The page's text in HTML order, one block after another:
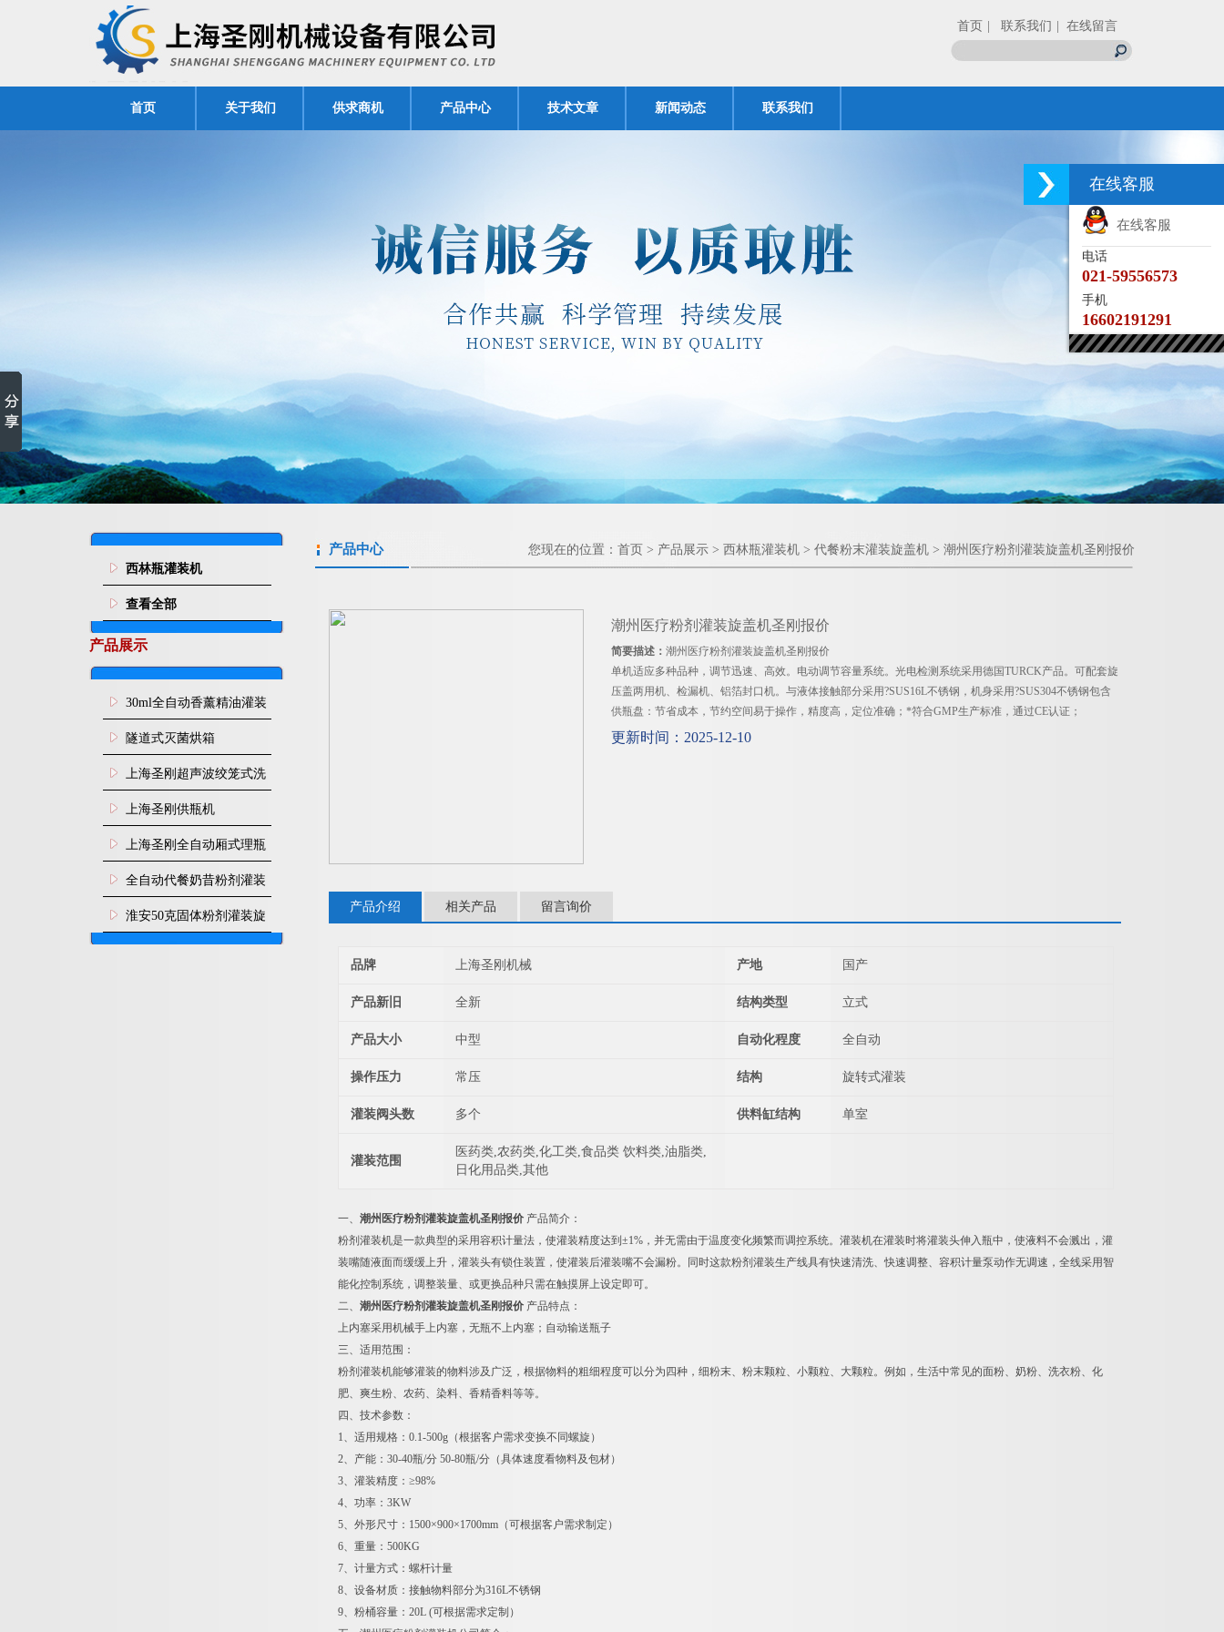
首页 | 联系我们 | 在线留言
首页 关于我们 供求商机 产品中心 技术文章 新闻动态 联系我们
西林瓶灌装机
查看全部
产品展示
30ml全自动香薰精油灌装
旋盖机
隧道式灭菌烘箱
上海圣刚超声波绞笼式洗
瓶机
上海圣刚供瓶机
上海圣刚全自动厢式理瓶
机
全自动代餐奶昔粉剂灌装
生产线
淮安50克固体粉剂灌装旋
盖机
产品中心 您现在的位置： 首页 > 产品展示 > 西林瓶灌装机 > 代餐粉末灌装旋盖机 > 潮州医疗粉剂灌装旋盖机圣刚报价
潮州医疗粉剂灌装旋盖机圣刚报价
简要描述： 潮州医疗粉剂灌装旋盖机圣刚报价
单机适应多种品种，调节迅速、高效。电动调节容量系统。光电检测系统采用德国TURCK产品。可配套旋
压盖两用机、检漏机、铝箔封口机。与液体接触部分采用?SUS16L不锈钢，机身采用?SUS304不锈钢包含
供瓶盘：节省成本，节约空间易于操作，精度高，定位准确；*符合GMP生产标准，通过CE认证；
更新时间：2025-12-10
产品介绍 相关产品 留言询价
品牌 上海圣刚机械 产地 国产
产品新旧 全新 结构类型 立式
产品大小 中型 自动化程度 全自动
操作压力 常压 结构 旋转式灌装
灌装阀头数 多个 供料缸结构 单室
灌装范围
医药类,农药类,化工类,食品类 饮料类,油脂类,
日化用品类,其他
一、 潮州医疗粉剂灌装旋盖机圣刚报价 产品简介：
粉剂灌装机是一款典型的采用容积计量法，使灌装精度达到±1%，并无需由于温度变化频繁而调控系统。灌装机在灌装时将灌装头伸入瓶中，使液料不会溅出，灌
装嘴随液面而缓缓上升，灌装头有锁住装置，使灌装后灌装嘴不会漏粉。同时这款粉剂灌装生产线具有快速清洗、快速调整、容积计量泵动作无调速，全线采用智
能化控制系统，调整装量、或更换品种只需在触摸屏上设定即可。
二、 潮州医疗粉剂灌装旋盖机圣刚报价 产品特点：
上内塞采用机械手上内塞，无瓶不上内塞；自动输送瓶子
三、适用范围：
粉剂灌装机能够灌装的物料涉及广泛，根据物料的粗细程度可以分为四种，细粉末、粉末颗粒、小颗粒、大颗粒。例如，生活中常见的面粉、奶粉、洗衣粉、化
肥、爽生粉、农药、染料、香精香料等等。
四、技术参数：
1、适用规格：0.1-500g（根据客户需求变换不同螺旋）
2、产能：30-40瓶/分 50-80瓶/分（具体速度看物料及包材）
3、灌装精度：≥98%
4、功率：3KW
5、外形尺寸：1500×900×1700mm（可根据客户需求制定）
6、重量：500KG
7、计量方式：螺杆计量
8、设备材质：接触物料部分为316L不锈钢
9、粉桶容量：20L (可根据需求定制）
在线客服
在线客服
电话
021-59556573
手机
16602191291